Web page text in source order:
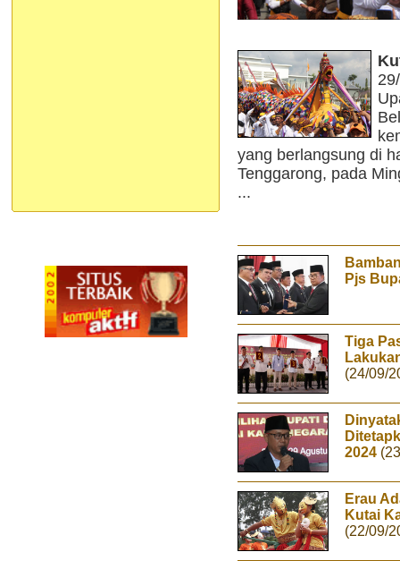
yang berlangsung di
Tenggarong, pada
...
Pjs
Tiga
(24/09/
2024
Erau
Kutai
(22/09/